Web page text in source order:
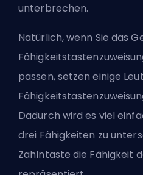
unterbrechen.
Natürlich, wenn Sie das
passen, setzen einige
Dadurch wird es viel
drei Fähigkeiten zu
Zahlntaste die Fähigkeit